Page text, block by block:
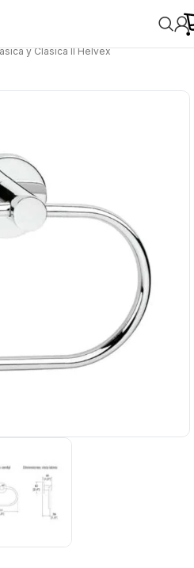
y Clásica II Helvex